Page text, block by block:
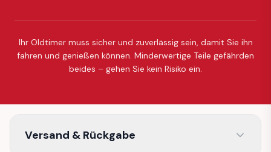
Ihr Oldtimer muss sicher und zuverlässig sein, damit Sie ihn
fahren und genießen können. Minderwertige Teile gefährden
beides – gehen Sie kein Risiko ein.
Versand & Rückgabe